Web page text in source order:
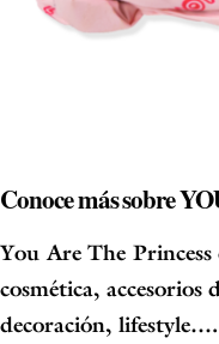
Conoce más sobre
You Are The Princess
cosmética, accesorios
decoración,